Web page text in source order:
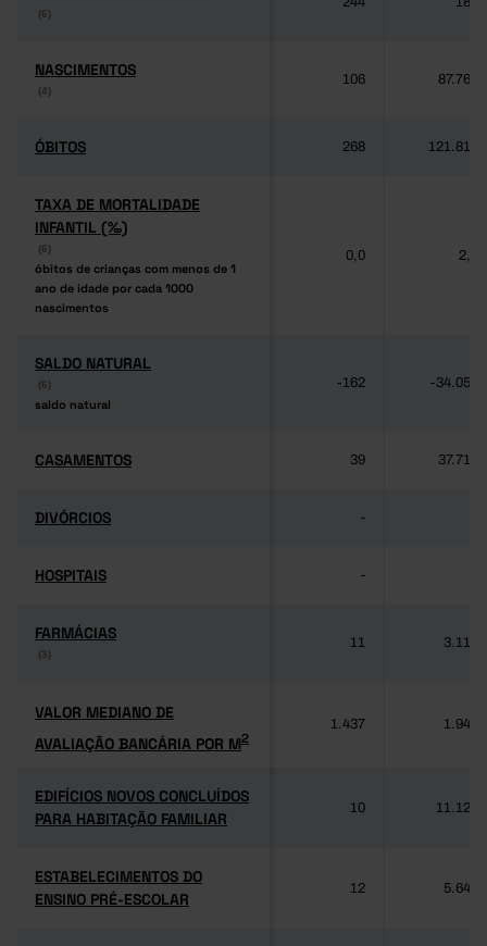
(6)
(6)
NASCIMENTOS
(4)
NASCIMENTOS
(4)
106 87.764
ÓBITOS
ÓBITOS 268 121.817
TAXA DE MORTALIDADE
INFANTIL (‰)
(6)
óbitos de crianças com menos de 1
ano de idade por cada 1000
nascimentos
TAXA DE MORTALIDADE
INFANTIL (‰)
(6)
óbitos de crianças com menos de 1
ano de idade por cada 1000
nascimentos
0,0 2,8
SALDO NATURAL
(6)
saldo natural
SALDO NATURAL
(6)
saldo natural
-162 -34.053
CASAMENTOS
CASAMENTOS 39 37.714
DIVÓRCIOS
DIVÓRCIOS -
HOSPITAIS
HOSPITAIS -
FARMÁCIAS
(3)
FARMÁCIAS
(3)
11 3.118
VALOR MEDIANO DE
AVALIAÇÃO BANCÁRIA POR M2
VALOR MEDIANO DE
AVALIAÇÃO BANCÁRIA POR M2
1.437 1.949
EDIFÍCIOS NOVOS CONCLUÍDOS
PARA HABITAÇÃO FAMILIAR
EDIFÍCIOS NOVOS CONCLUÍDOS
PARA HABITAÇÃO FAMILIAR
10 11.125
ESTABELECIMENTOS DO
ENSINO PRÉ-ESCOLAR
ESTABELECIMENTOS DO
ENSINO PRÉ-ESCOLAR
12 5.640